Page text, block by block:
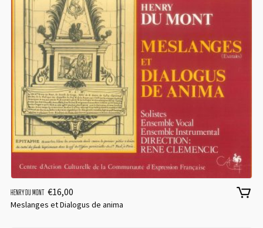
HENRY DU MONT €16,00
Meslanges et Dialogus de anima